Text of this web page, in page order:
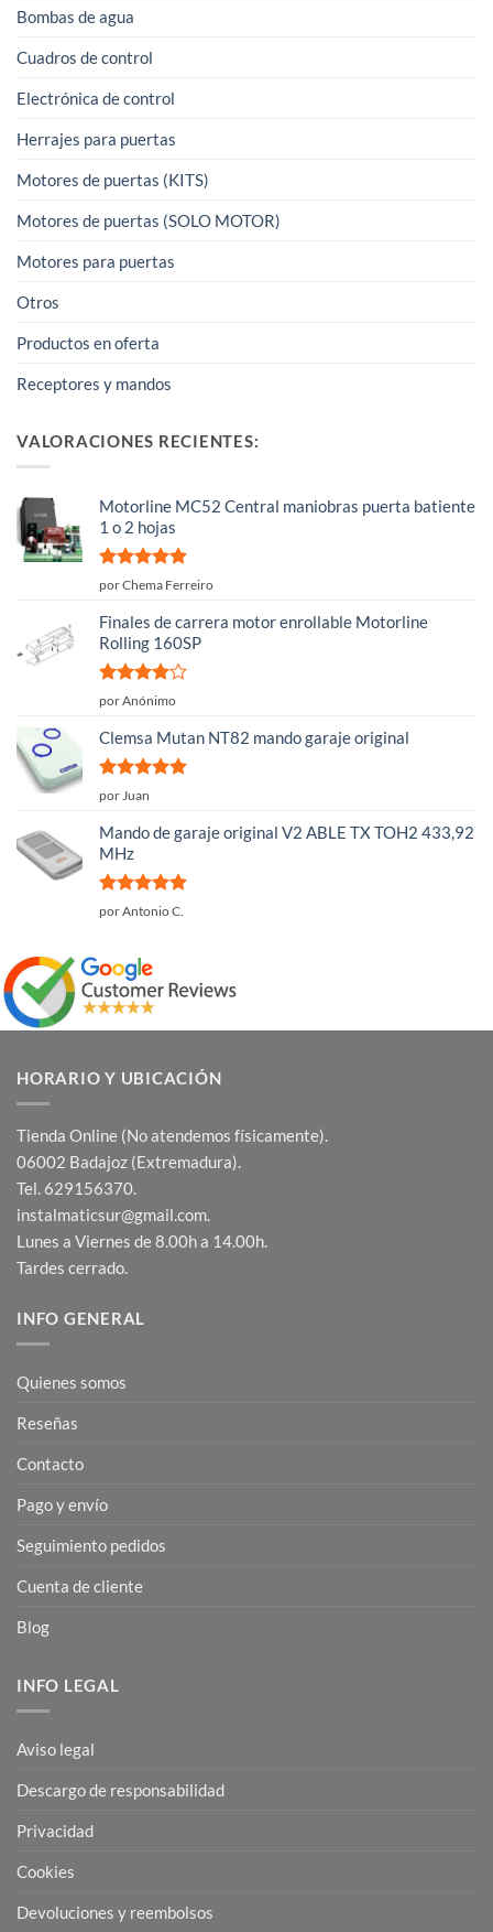
Bombas de agua
Cuadros de control
Electrónica de control
Herrajes para puertas
Motores de puertas (KITS)
Motores de puertas (SOLO MOTOR)
Motores para puertas
Otros
Productos en oferta
Receptores y mandos
VALORACIONES RECIENTES:
Motorline MC52 Central maniobras puerta batiente
1 o 2 hojas
Valorado
por Chema Ferreiro
Finales de carrera motor enrollable Motorline
Rolling 160SP
Valorado
5
por Anónimo
Clemsa Mutan NT82 mando garaje original
Valorado
por Juan
Mando de garaje original V2 ABLE TX TOH2 433,92
MHz
Valorado
por Antonio C.
HORARIO Y UBICACIÓN
Tienda Online (No atendemos físicamente).
06002 Badajoz (Extremadura).
Tel. 629156370.
instalmaticsur@gmail.com.
Lunes a Viernes de 8.00h a 14.00h.
Tardes cerrado.
INFO GENERAL
Quienes somos
Reseñas
Contacto
Pago y envío
Seguimiento pedidos
Cuenta de cliente
Blog
INFO LEGAL
Aviso legal
Descargo de responsabilidad
Privacidad
Cookies
Devoluciones y reembolsos